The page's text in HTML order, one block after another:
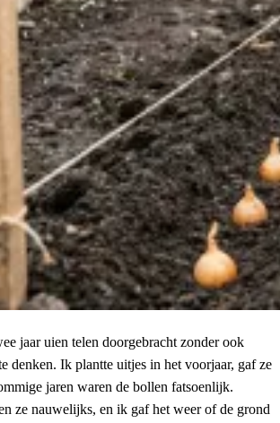
jaar uien telen doorgebracht zonder ook
denken. Ik plantte uitjes in het voorjaar, gaf ze
jaren waren de bollen fatsoenlijk.
ze nauwelijks, en ik gaf het weer of de grond